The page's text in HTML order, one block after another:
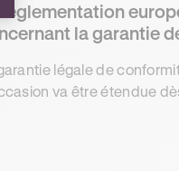
réglementation
la garantie
légale de
va être étendue